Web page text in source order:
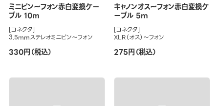
ミニピン～フォン赤白変換ケー
ブル 10m
[コネクタ]
3.5mmステレオミニピン～フォン
330円（税込）
キャノンオス～フォン赤白変換ケ
ーブル 5m
[コネクタ]
XLR（オス）～フォン
275円（税込）